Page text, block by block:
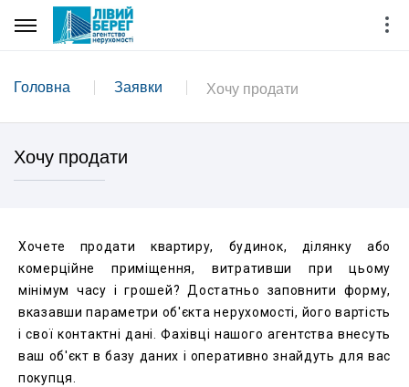
Головна Заявки Хочу продати
Хочу продати
Хочете продати квартиру, будинок, ділянку або
комерційне приміщення, витративши при цьому
мінімум часу і грошей? Достатньо заповнити форму,
вказавши параметри об'єкта нерухомості, його вартість
і свої контактні дані. Фахівці нашого агентства внесуть
ваш об'єкт в базу даних і оперативно знайдуть для вас
покупця.